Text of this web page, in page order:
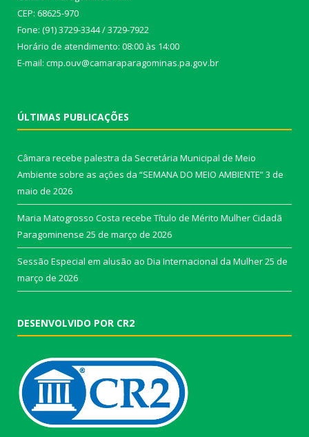
CEP: 68625-970
Fone: (91) 3729-3344 / 3729-7922
Horário de atendimento: 08:00 às 14:00
E-mail: cmp.ouv@camaraparagominas.pa.gov.br
ÚLTIMAS PUBLICAÇÕES
Câmara recebe palestra da Secretária Municipal de Meio
Ambiente sobre as ações da “SEMANA DO MEIO AMBIENTE”3 de
maio de 2026
Maria Matogrosso Costa recebe Título de Mérito Mulher Cidadã
Paragominense 25 de março de 2026
Sessão Especial em alusão ao Dia Internacional da Mulher25 de
março de 2026
DESENVOLVIDO POR CR2